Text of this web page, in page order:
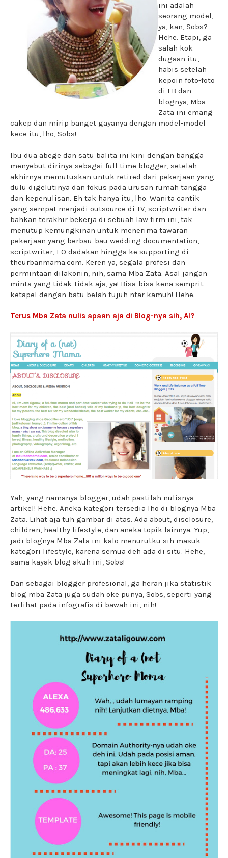
ini adalah
seorang model,
ya, kan, Sobs?
Hehe. Etapi, ga
salah kok
dugaan itu,
habis setelah
kepoin foto-foto
di FB dan
blognya, Mba
Zata ini emang
cakep dan mirip banget gayanya dengan model-model
kece itu, lho, Sobs!
Ibu dua abege dan satu balita ini kini dengan bangga
menyebut dirinya sebagai full time blogger, setelah
akhirnya memutuskan untuk retired dari pekerjaan yang
dulu digelutinya dan fokus pada urusan rumah tangga
dan kepenulisan. Eh tak hanya itu, lho. Wanita cantik
yang sempat menjadi outsource di TV, scriptwriter dan
bahkan terakhir bekerja di sebuah law firm ini, tak
menutup kemungkinan untuk menerima tawaran
pekerjaan yang berbau-bau wedding documentation,
scriptwriter, EO dadakan hingga ke supporting di
theurbanmama.com. Keren ya, segala profesi dan
permintaan dilakonin, nih, sama Mba Zata. Asal jangan
minta yang tidak-tidak aja, ya! Bisa-bisa kena semprit
ketapel dengan batu belah tujuh ntar kamuh! Hehe.
Terus Mba Zata nulis apaan aja di Blog-nya sih, Al?
Yah, yang namanya blogger, udah pastilah nulisnya
artikel! Hehe. Aneka kategori tersedia lho di blognya Mba
Zata. Lihat aja tuh gambar di atas. Ada about, disclosure,
children, healthy lifestyle, dan aneka topik lainnya. Yup,
jadi blognya Mba Zata ini kalo menurutku sih masuk
kategori lifestyle, karena semua deh ada di situ. Hehe,
sama kayak blog akuh ini, Sobs!
Dan sebagai blogger profesional, ga heran jika statistik
blog mba Zata juga sudah oke punya, Sobs, seperti yang
terlihat pada infografis di bawah ini, nih!